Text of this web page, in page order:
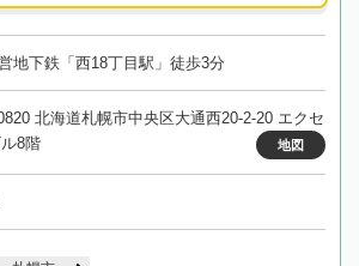
地下鉄「西18丁目駅」徒歩3分
北海道札幌市中央区大通西20-2-20 エクセ
8階
地図